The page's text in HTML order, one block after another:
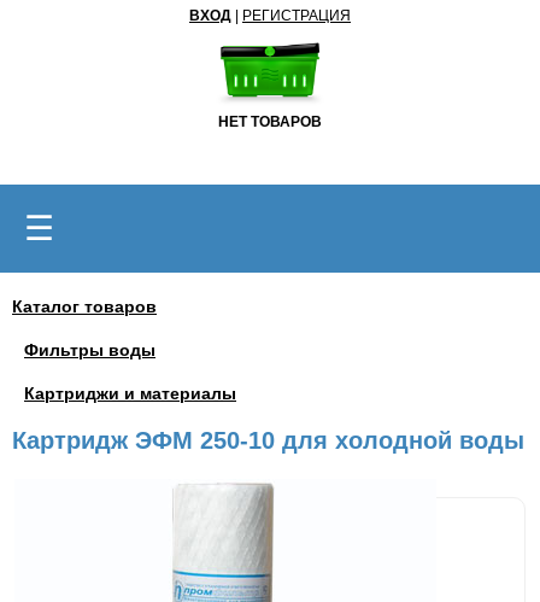
ВХОД РЕГИСТРАЦИЯ
НЕТ ТОВАРОВ
☰
Каталог товаров
Фильтры воды
Картриджи и материалы
Картридж ЭФМ 250-10 для холодной воды